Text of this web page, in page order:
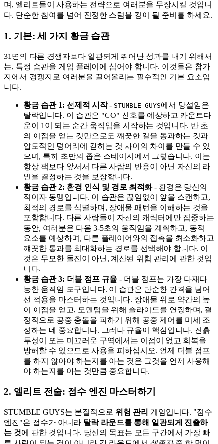
며, 엘리트들이 사용하는 전략으로 여러분을 무장시킬 것입니
다. 단순한 참여를 넘어 진정한 스텀블 킹이 될 준비를 하세요.
1. 기본: 세 가지 황금 습관
31명의 다른 경쟁자보다 일관되게 뛰어난 성과를 내기 위해서
는, 특정 습관을 게임 플레이에 심어야 합니다. 이것들은 참가
자에서 경쟁자로 여러분을 끌어올리는 필수적인 기본 요소입
니다.
황금 습관 1: 선제적 시작- STUMBLE GUYS에서 망설임은
탈락입니다. 이 습관은 "GO" 신호를 예상하고 카운트다
운이 1이 되는 순간 움직임을 시작하는 것입니다. 반 초
의 이점을 얻는 것만으로도 꺠끗한 길을 통과하는 것과
압도적인 덩어리에 갇히는 것 사이의 차이를 만들 수 있
으며, 특히 초반의 좁은 스테이지에서 그렇습니다. 이는
항상 팩보다 앞서서 다른 사람의 반응이 아닌 자신의 라
인을 결정하는 것을 보장합니다.
황금 습관 2: 환경 인식 및 경로 최적화- 환경은 당신의
적이자 동맹입니다. 이 습관은 끊임없이 앞을 스캔하고,
최적의 경로를 식별하며, 장애물 패턴을 이해하는 것을
포함합니다. 다른 사람들이 자신의 캐릭터에만 집중하는
동안, 여러분은 다음 3-5초의 움직임을 계획하고, 동적
요소를 예상하며, 다른 플레이어와의 접촉을 최소화하고
꺠끗한 통과를 최대화하는 경로를 선택해야 합니다. 이
것은 무모한 돌진이 아닌, 계산된 위험 관리에 관한 것입
니다.
황금 습관 3: 더블 점프 규율 - 더블 점프는 가장 다재다
능한 움직임 도구입니다. 이 습관은 단순한 간격을 넘어
선 적용을 마스터하는 것입니다. 장애물 위로 약간의 높
이 이점을 얻고, 모멘텀을 위해 슬라이드를 연장하며, 결
정적으로 공중 충돌을 피하기 위해 공중 제어를 미세 조
정하는 데 중요합니다. 그러나 규율이 핵심입니다. 진흙
투성이 또는 미끄러운 구역에서는 이점이 없고 회복을
방해할 수 있으므로 사용을 피하십시오. 언제 더블 점프
를 하지 않아야 하는지를 아는 것은 그것을 언제 사용해
야 하는지를 아는 것만큼 중요합니다.
2. 엘리트 전술: 점수 엔진 마스터하기
STUMBLE GUYS는 본질적으로 위험 관리 게임입니다. "점수
엔진"은 점수가 아니라 탈락 라운드를 통해 일관되게 진출하
는 것에 관한 것입니다. 당신의 목표는 모든 구간에서 가장 빠